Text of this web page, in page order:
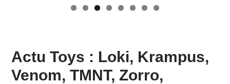
Actu Toys : Loki, Krampus,
Venom, TMNT, Zorro,